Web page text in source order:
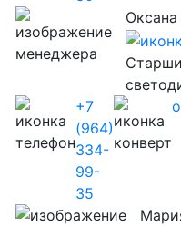
+7
(964)
334-
99-
35